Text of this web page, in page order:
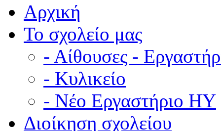
Αρχική
Το σχολείο μας
- Αίθουσες -
- Κυλικείο
- Νέο Εργαστήριο ΗΥ
Διοίκηση σχολείου